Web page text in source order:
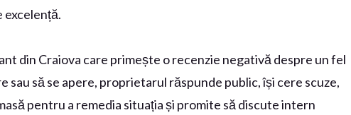
excelență.
din Craiova care primește o recenzie negativă despre un fel
sau să se apere, proprietarul răspunde public, își cere scuze,
pentru a remedia situația și promite să discute intern